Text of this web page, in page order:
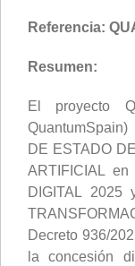
Referencia:
Resumen:
El proyecto
DE ESTADO
ARTIFICIAL
DIGITAL 2025
Decreto 936/
la concesión